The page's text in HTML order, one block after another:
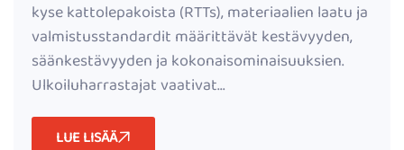
kyse kattolepakoista (RTTs), materiaalien laatu ja
valmistusstandardit määrittävät kestävyyden,
säänkestävyyden ja kokonaisominaisuuksien.
Ulkoiluharrastajat vaativat...
LUE LISÄÄ